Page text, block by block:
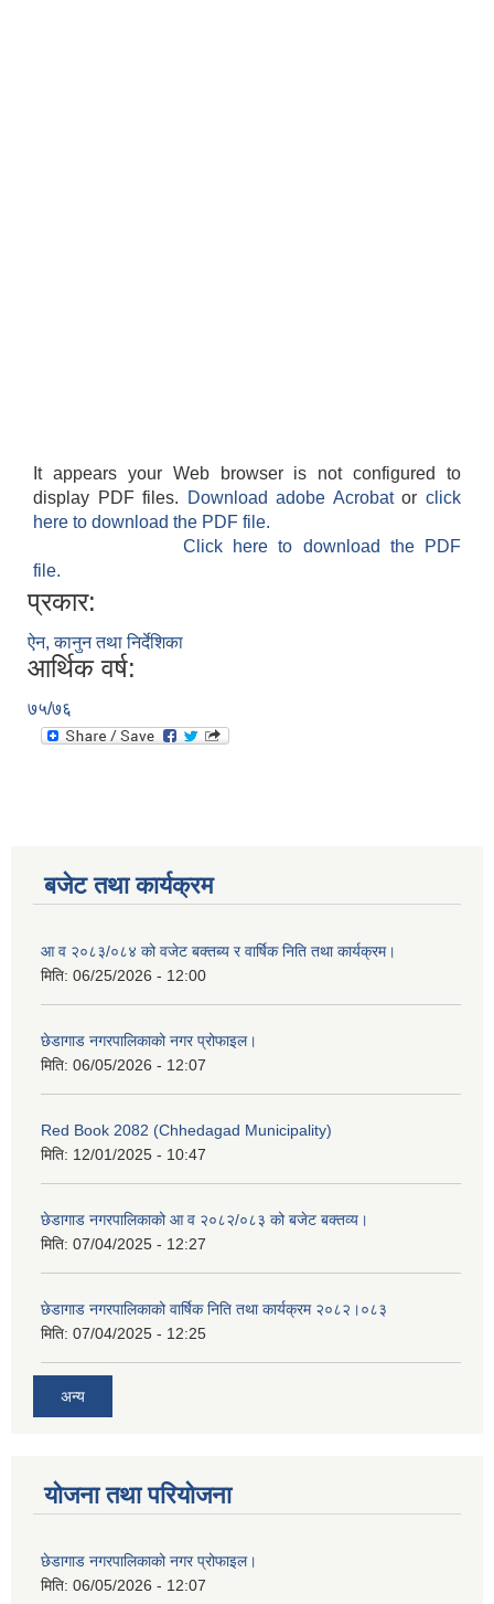
It appears your Web browser is not configured to
display PDF files.
Download adobe Acrobatorclick
here to download the PDF file.
Click here to download the PDF
file.
प्रकार:
ऐन, कानुन तथा निर्देशिका
आर्थिक वर्ष:
७५/७६
बजेट तथा कार्यक्रम
आ व २०८३/०८४ को वजेट बक्तब्य र वार्षिक निति तथा कार्यक्रम।
मिति: 06/25/2026 - 12:00
छेडागाड नगरपालिकाको नगर प्रोफाइल।
मिति: 06/05/2026 - 12:07
Red Book 2082 (Chhedagad Municipality)
मिति: 12/01/2025 - 10:47
छेडागाड नगरपालिकाको आ व २०८२/०८३ को बजेट बक्तव्य।
मिति: 07/04/2025 - 12:27
छेडागाड नगरपालिकाको वार्षिक निति तथा कार्यक्रम २०८२।०८३
मिति: 07/04/2025 - 12:25
अन्य
योजना तथा परियोजना
छेडागाड नगरपालिकाको नगर प्रोफाइल।
मिति: 06/05/2026 - 12:07